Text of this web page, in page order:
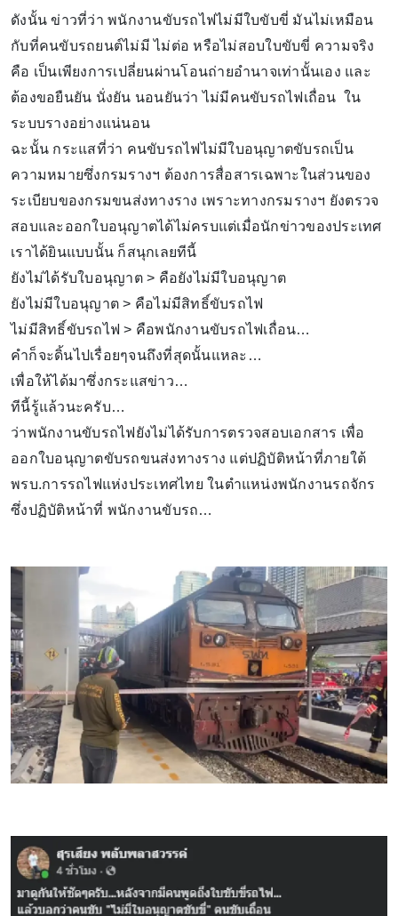
ดังนั้น ข่าวที่ว่า พนักงานขับรถไฟไม่มีใบขับขี่ มันไม่เหมือน
กับที่คนขับรถยนต์ไม่มี ไม่ต่อ หรือไม่สอบใบขับขี่ ความจริง
คือ เป็นเพียงการเปลี่ยนผ่านโอนถ่ายอำนาจเท่านั้นเอง และ
ต้องขอยืนยัน นั่งยัน นอนยันว่า ไม่มีคนขับรถไฟเถื่อน ใน
ระบบรางอย่างแน่นอน
ฉะนั้น กระแสที่ว่า คนขับรถไฟไม่มีใบอนุญาตขับรถเป็น
ความหมายซึ่งกรมรางฯ ต้องการสื่อสารเฉพาะในส่วนของ
ระเบียบของกรมขนส่งทางราง เพราะทางกรมรางฯ ยังตรวจ
สอบและออกใบอนุญาตได้ไม่ครบแต่เมื่อนักข่าวของประเทศ
เราได้ยินแบบนั้น ก็สนุกเลยทีนี้
ยังไม่ได้รับใบอนุญาต > คือยังไม่มีใบอนุญาต
ยังไม่มีใบอนุญาต > คือไม่มีสิทธิ์ขับรถไฟ
ไม่มีสิทธิ์ขับรถไฟ > คือพนักงานขับรถไฟเถื่อน…
คำก็จะดิ้นไปเรื่อยๆจนถึงที่สุดนั้นแหละ…
เพื่อให้ได้มาซึ่งกระแสข่าว…
ทีนี้รู้แล้วนะครับ…
ว่าพนักงานขับรถไฟยังไม่ได้รับการตรวจสอบเอกสาร เพื่อ
ออกใบอนุญาตขับรถขนส่งทางราง แต่ปฏิบัติหน้าที่ภายใต้
พรบ.การรถไฟแห่งประเทศไทย ในตำแหน่งพนักงานรถจักร
ซึ่งปฏิบัติหน้าที่ พนักงานขับรถ…